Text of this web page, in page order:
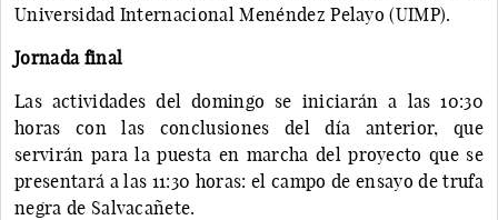
Universidad Internacional Menéndez Pelayo (UIMP).
Jornada final
Las actividades del domingo se iniciarán a las 10:30
horas con las conclusiones del día anterior, que
servirán para la puesta en marcha del proyecto que se
presentará a las 11:30 horas: el campo de ensayo de trufa
negra de Salvacañete.